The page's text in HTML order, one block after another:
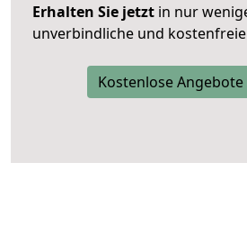
Erhalten Sie jetzt in nur
unverbindliche und
Kostenlose